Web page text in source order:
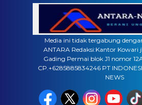
Media ini tidak tergabung
ANTARA Redaksi:Kantor Kowari
Gading Permai blok J1 nomor
CP.+6285885834246 PT
NEWS